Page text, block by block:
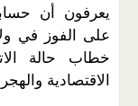
يعرفون أن
على الفوز في
خطاب حالة
الاقتصادية